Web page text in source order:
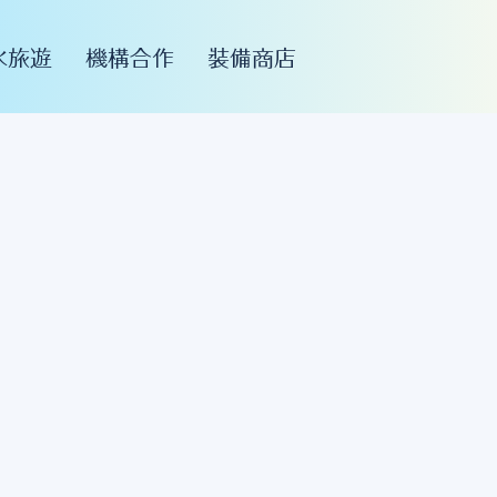
旅遊 機構合作 裝備商店